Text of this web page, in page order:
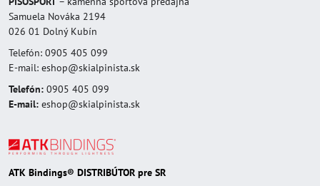
Samuela Nováka 2194
026 01 Dolný Kubín
Telefón: 0905 405 099
E-mail: eshop@skialpinista.sk
Telefón: 0905 405 099
E-mail: eshop@skialpinista.sk
ATK Bindings® DISTRIBÚTOR pre SR